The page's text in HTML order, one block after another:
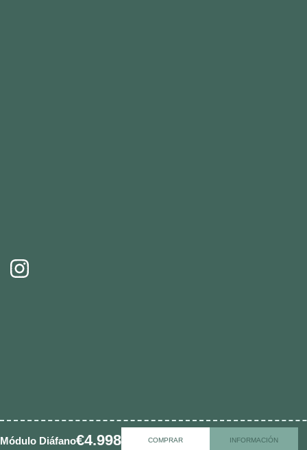
Módulo Diáfano€4.998 COMPRAR INFORMACIÓN